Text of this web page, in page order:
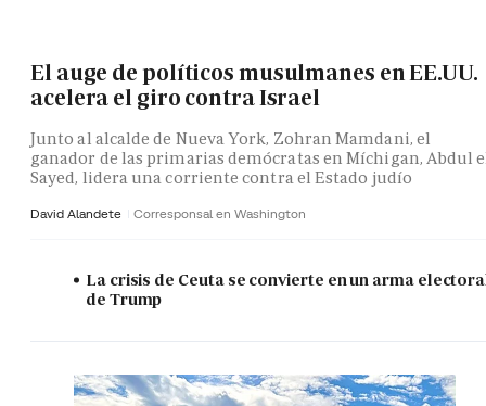
El auge de políticos musulmanes en EE.UU.
acelera el giro contra Israel
Junto al alcalde de Nueva York, Zohran Mamdani, el
ganador de las primarias demócratas en Míchigan, Abdul
Sayed, lidera una corriente contra el Estado judío
David Alandete Corresponsal en Washington
La crisis de Ceuta se convierte en un arma
de Trump